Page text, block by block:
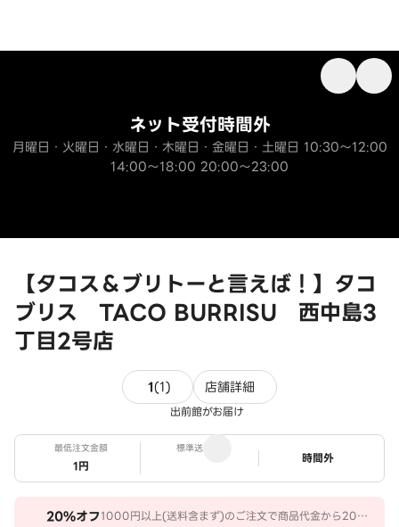
【タコス＆ブリトーと言えば！】タコ
ブリス TACO BURRISU 西中島3
丁目2号店
ネット受付時間外
月曜日・火曜日・水曜日・木曜日・金曜日・土曜日 10:30～12:00
14:00～18:00 20:00～23:00
1(1) 1件のレビュー
店舗詳細
出前館がお届け
最低注文金額
1円
標準送料
ステータス
時間外
20%オフ1000円以上(送料含まず)のご注文で商品代金から20％